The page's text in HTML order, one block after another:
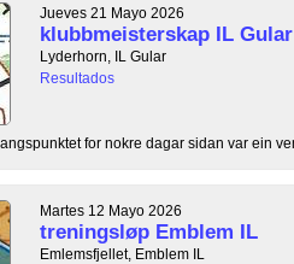
Jueves 21 Mayo 2026
klubbmeisterskap IL Gular
Lyderhorn, IL Gular
Resultados
for nokre dagar sidan var ein
Martes 12 Mayo 2026
treningsløp Emblem IL
Emlemsfjellet, Emblem IL